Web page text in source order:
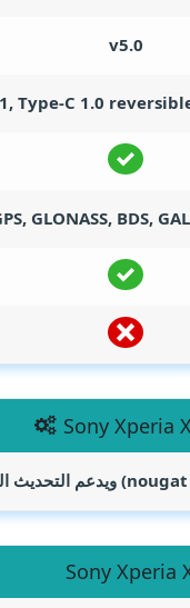
v5.0
Type-C 1.0
Sony Xperia
Sony Xperia